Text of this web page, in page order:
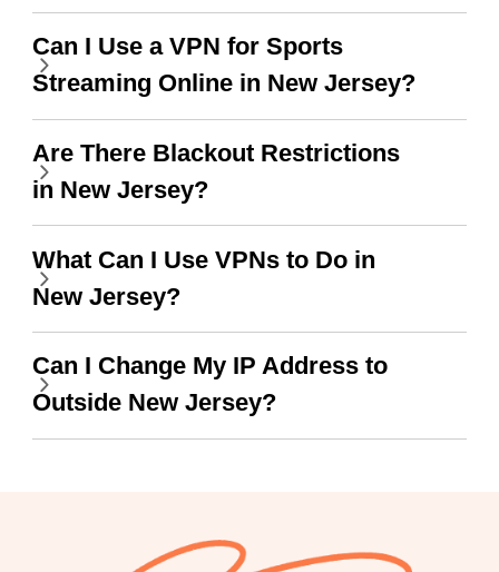
when I use this I just
wanted to say thank you
and keep up the good
work.
Can I Use a VPN for Sports
Streaming Online in New Jersey?
Are There Blackout Restrictions
in New Jersey?
What Can I Use VPNs to Do in
New Jersey?
Can I Change My IP Address to
Outside New Jersey?